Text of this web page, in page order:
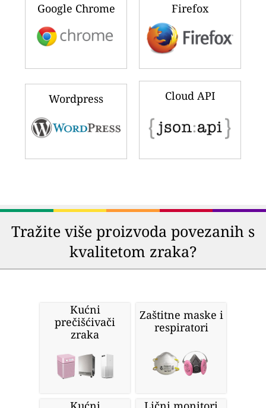
Google Chrome Firefox
Wordpress Cloud API
Tražite više proizvoda povezanih s
kvalitetom zraka?
Kućni
prečišćivači
zraka
Zaštitne maske i
respiratori